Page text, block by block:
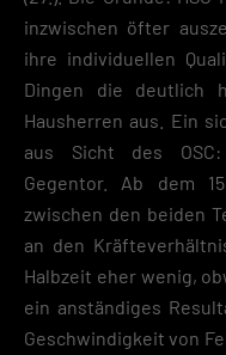
inzwischen öfter
ihre individuellen
Dingen die deutlich
Hausherren aus. Ein
aus Sicht des OSC:
Gegentor. Ab dem
zwischen den beiden
an den
Halbzeit eher wenig,
ein anständiges
Geschwindigkeit von